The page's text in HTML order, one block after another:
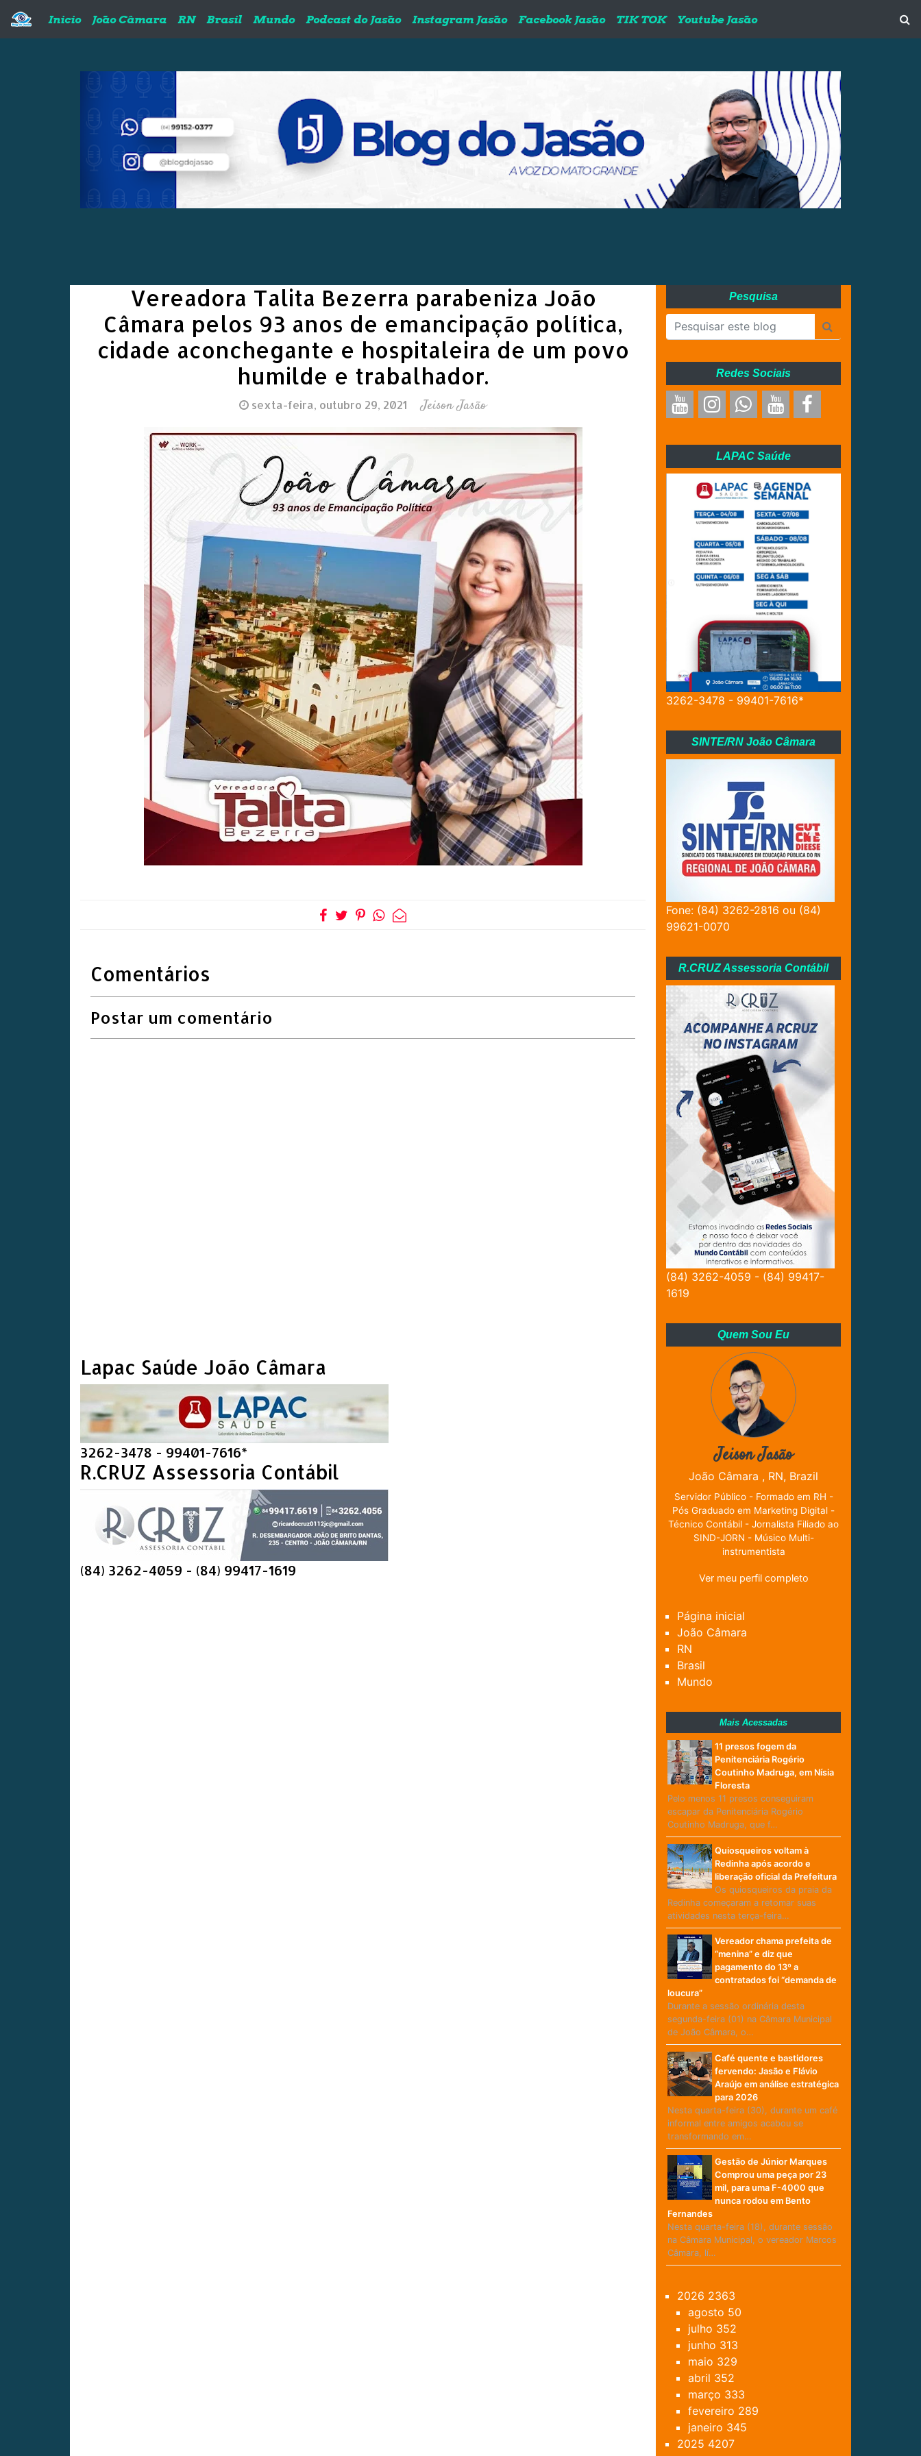
Inicio João Câmara RN Brasil Mundo Podcast do Jasão Instagram Jasão Facebook Jasão TIK TOK Youtube Jasão
Vereadora Talita Bezerra parabeniza João
Câmara pelos 93 anos de emancipação política,
cidade aconchegante e hospitaleira de um povo
humilde e trabalhador.
sexta-feira, outubro 29, 2021 Jeison Jasão
Comentários
Postar um comentário
Lapac Saúde João Câmara
3262-3478 - 99401-7616*
R.CRUZ Assessoria Contábil
(84) 3262-4059 - (84) 99417-1619
Pesquisa
Redes Sociais
LAPAC Saúde
3262-3478 - 99401-7616*
SINTE/RN João Câmara
Fone: (84) 3262-2816 ou (84)
99621-0070
R.CRUZ Assessoria Contábil
(84) 3262-4059 - (84) 99417-
1619
Quem Sou Eu
Jeison Jasão
João Câmara , RN, Brazil
Servidor Público - Formado em RH -
Pós Graduado em Marketing Digital -
Técnico Contábil - Jornalista Filiado ao
SIND-JORN - Músico Multi-
instrumentista
Ver meu perfil completo
Página inicial
João Câmara
RN
Brasil
Mundo
Mais Acessadas
11 presos fogem da
Penitenciária Rogério
Coutinho Madruga, em Nísia
Floresta
Pelo menos 11 presos conseguiram
escapar da Penitenciária Rogério
Coutinho Madruga, que f…
Quiosqueiros voltam à
Redinha após acordo e
liberação oficial da Prefeitura
Os quiosqueiros da praia da
Redinha começaram a retomar suas
atividades nesta terça-feira…
Vereador chama prefeita de
“menina” e diz que
pagamento do 13º a
contratados foi “demanda de
loucura”
Durante a sessão ordinária desta
segunda-feira (01) na Câmara Municipal
de João Câmara, o…
Café quente e bastidores
fervendo: Jasão e Flávio
Araújo em análise estratégica
para 2026
Nesta quarta-feira (30), durante um café
informal entre amigos acabou se
transformando em…
Gestão de Júnior Marques
Comprou uma peça por 23
mil, para uma F-4000 que
nunca rodou em Bento
Fernandes
Nesta quarta-feira (18), durante sessão
na Câmara Municipal, o vereador Marcos
Câmara, lí…
2026 2363
agosto 50
julho 352
junho 313
maio 329
abril 352
março 333
fevereiro 289
janeiro 345
2025 4207